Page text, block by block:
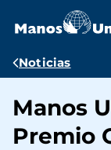
contenido
Ruta
Noticias
Manos
Premio